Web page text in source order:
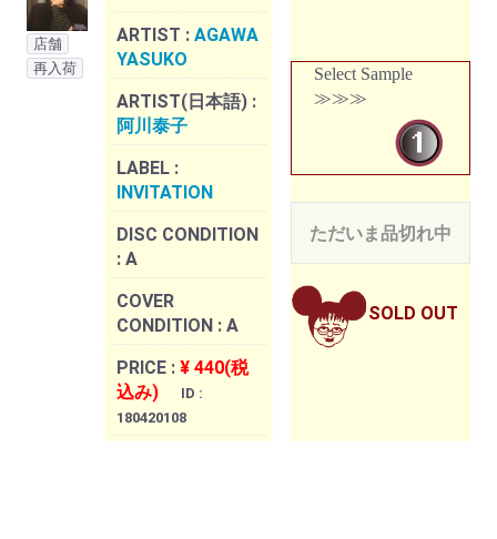
店舗
再入荷
ARTIST : AGAWA
YASUKO
ARTIST(日本語) :
阿川泰子
LABEL :
INVITATION
DISC CONDITION
: A
COVER
CONDITION : A
PRICE : ¥ 440(税
込み)
ID :
180420108
Select Sample
≫≫≫
ただいま品切れ中
SOLD OUT